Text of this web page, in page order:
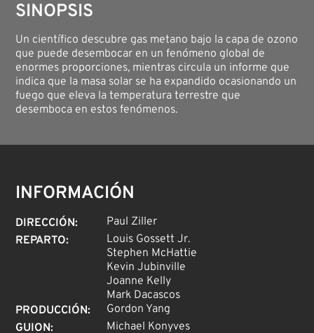
SINOPSIS
Un científico descubre gas metano bajo la capa de ozono
que puede desembocar en un fenómeno global de
enormes proporciones, mientras circula un informe que
indica que la masa solar se ha expandido ocasionando un
fuego que eleva la temperatura terrestre que
desemboca en estos fenómenos.
INFORMACIÓN
DIRECCIÓN:
Paul Ziller
REPARTO:
Louis Gossett Jr.
Stephen McHattie
Kevin Jubinville
Joanne Kelly
Mark Dacascos
PRODUCCIÓN:
Gordon Yang
GUION:
Michael Konyves